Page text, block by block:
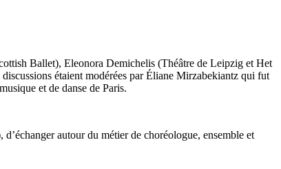
Ballet), Eleonora Demichelis (Théâtre de Leipzig et Het
étaient modérées par Éliane Mirzabekiantz qui fut
et de danse de Paris.
autour du métier de choréologue, ensemble et